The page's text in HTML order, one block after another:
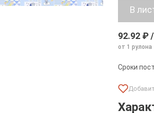
92.92 ₽
от 1 рулона
Сроки